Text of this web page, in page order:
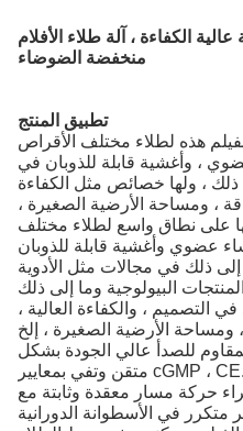
الكفاءة ، آلة طلاء الأفلام
منخفضة الضوضاء
تطبيق المنتج
هذه لطلاء مختلف الأقراص
، وأغشية قابلة للذوبان في
، ولها خصائص مثل الكفاءة
، ومساحة الأرضية الصغيرة ،
على نطاق واسع لطلاء مختلف
عضوي وأغشية قابلة للذوبان
ذلك في مجالات مثل الأدوية
التصميم ، والكفاءة العالية ،
للصدأ عالي الجودة بشكل
متقن وتفي بمعايير cGMP ، CE.
حركة مسار معقدة وثابتة مع
في الأسطوانة الدورانية